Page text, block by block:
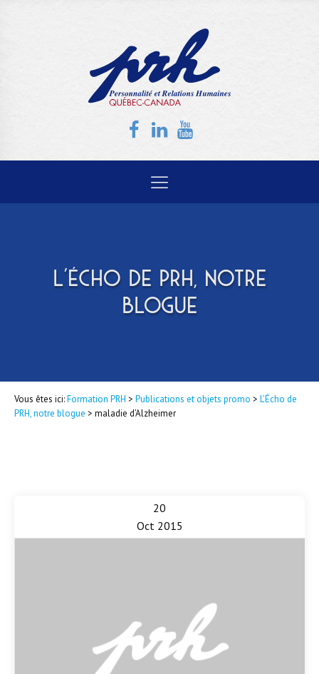
L'ÉCHO DE PRH, NOTRE
BLOGUE
Vous êtes ici:Formation PRH > Publications et objets promo > L'Écho de
PRH, notre blogue > maladie d’Alzheimer
20
Oct 2015